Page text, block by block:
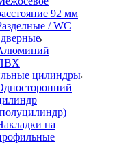
92 мм
/ WC
цилиндры
на